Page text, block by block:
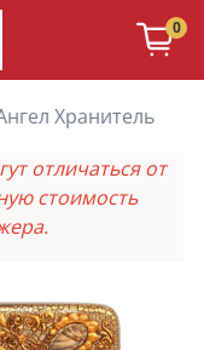
0
Хранитель
отличаться от
стоимость